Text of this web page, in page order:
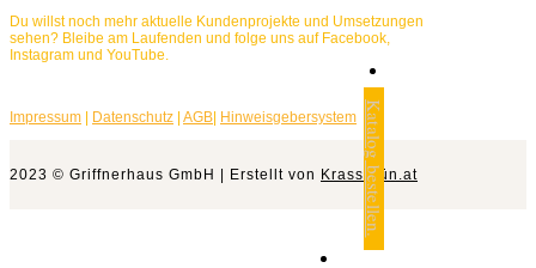
Du willst noch mehr aktuelle Kundenprojekte und Umsetzungen
sehen? Bleibe am Laufenden und folge uns auf Facebook,
Instagram und YouTube.
Impressum | Datenschutz | AGB| Hinweisgebersystem
2023 © Griffnerhaus GmbH | Erstellt von Krassgrün.at
Katalog bestellen.